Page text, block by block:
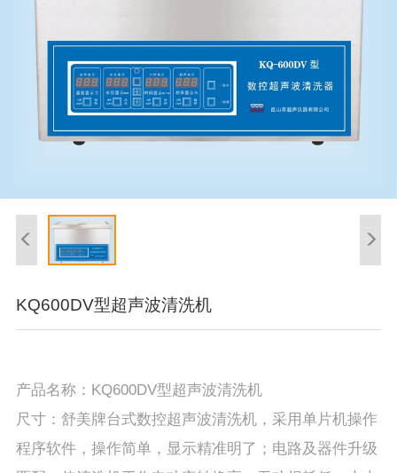
KQ600DV型超声波清洗机
产品名称：KQ600DV型超声波清洗机
尺寸：舒美牌台式数控超声波清洗机，采用单片机操作
程序软件，操作简单，显示精准明了；电路及器件升级